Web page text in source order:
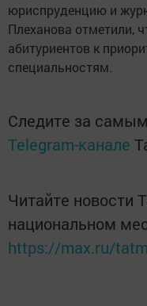
юриспруденцию и
Плеханова отметили,
абитуриентов к
специальностям.
Следите за
Telegram-канале
Читайте новости
национальном
https://max.ru/